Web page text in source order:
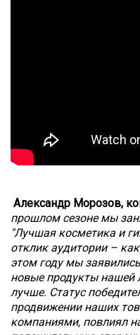
Александр Морозов,
прошлом сезоне мы
"Лучшая косметика и
отклик аудитории –
этом году мы
новые продукты нашей
лучше. Статус
продвижении наших
компаниями, повлиял